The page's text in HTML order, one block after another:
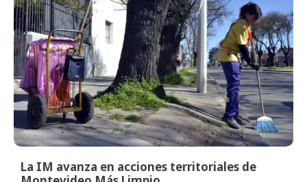
La IM avanza en acciones territoriales de